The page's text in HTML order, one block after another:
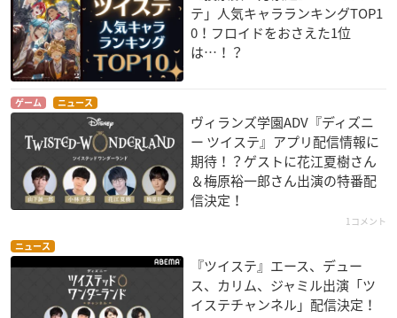
テ」人気キャラランキングTOP1
0！フロイドをおさえた1位
は…！？
ゲーム ニュース
ヴィランズ学園ADV『ディズニ
ー ツイステ』アプリ配信情報に
期待！？ゲストに花江夏樹さん
＆梅原裕一郎さん出演の特番配
信決定！
1コメント
ニュース
『ツイステ』エース、デュー
ス、カリム、ジャミル出演「ツ
イステチャンネル」配信決定！